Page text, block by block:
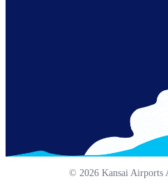
© 2026 Kansai Airports